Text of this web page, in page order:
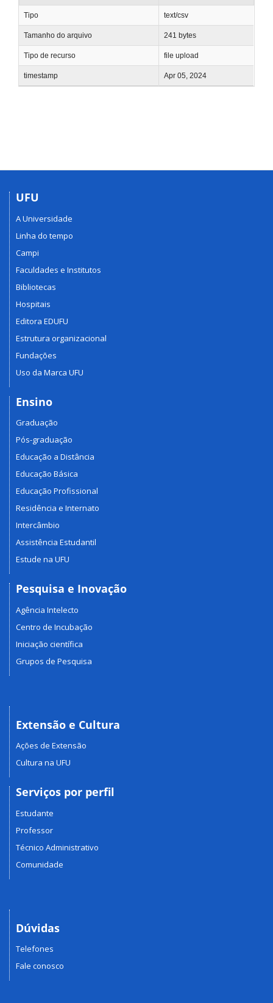
Tipo text/csv
Tamanho do arquivo 241 bytes
Tipo de recurso file upload
timestamp Apr 05, 2024
UFU
A Universidade
Linha do tempo
Campi
Faculdades e Institutos
Bibliotecas
Hospitais
Editora EDUFU
Estrutura organizacional
Fundações
Uso da Marca UFU
Ensino
Graduação
Pós-graduação
Educação a Distância
Educação Básica
Educação Profissional
Residência e Internato
Intercâmbio
Assistência Estudantil
Estude na UFU
Pesquisa e Inovação
Agência Intelecto
Centro de Incubação
Iniciação científica
Grupos de Pesquisa
Extensão e Cultura
Ações de Extensão
Cultura na UFU
Serviços por perfil
Estudante
Professor
Técnico Administrativo
Comunidade
Dúvidas
Telefones
Fale conosco